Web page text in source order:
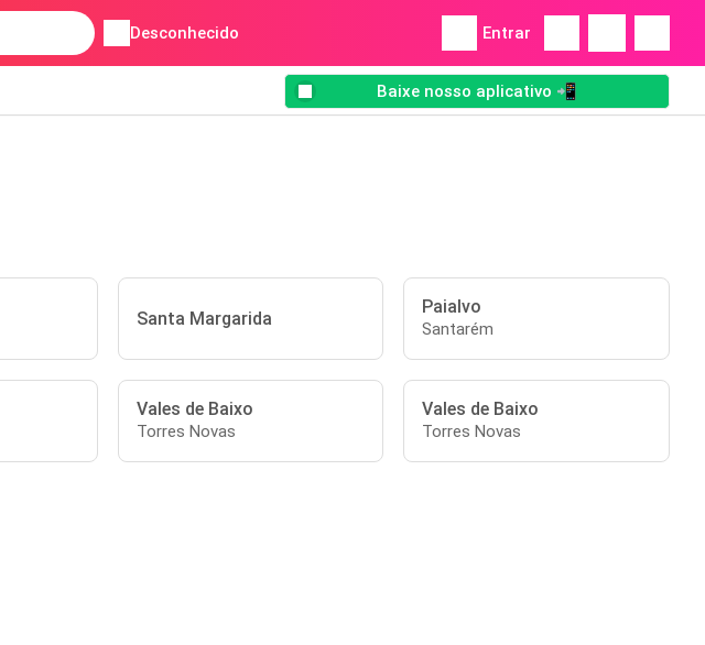
Desconhecido Entrar
Baixe nosso aplicativo 📲
Santa Margarida
Paialvo
Santarém
Vales de Baixo
Torres Novas
Vales de Baixo
Torres Novas